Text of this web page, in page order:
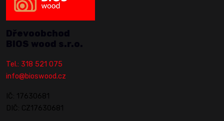
Dřevoobchod
BIOS wood s.r.o.
Tel.: 318 521 075
info@bioswood.cz
IČ: 17630681
DIČ: CZ17630681